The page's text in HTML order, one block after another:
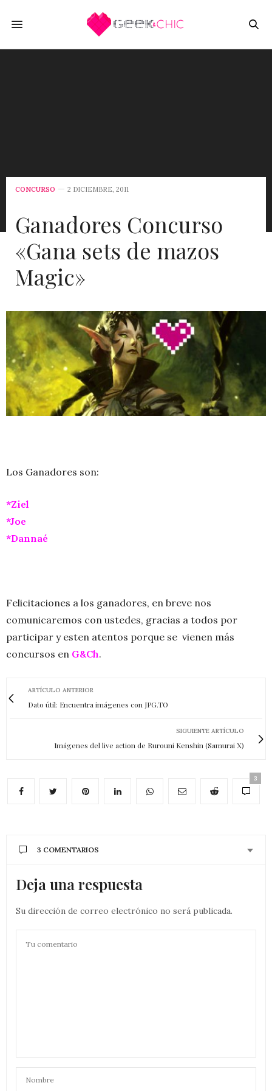
CONCURSO 2 DICIEMBRE, 2011
Ganadores Concurso
«Gana sets de mazos
Magic»
Los Ganadores son:
*Ziel
*Joe
*Dannaé
Felicitaciones a los ganadores, en breve nos
comunicaremos con ustedes, gracias a todos por
participar y esten atentos porque se vienen más
concursos en G&Ch.
ARTÍCULO ANTERIOR
Dato útil: Encuentra imágenes con JPG.TO
SIGUIENTE ARTÍCULO
Imágenes del live action de Rurouni Kenshin (Samurai X)
3
3 COMENTARIOS
Deja una respuesta
Su dirección de correo electrónico no será publicada.